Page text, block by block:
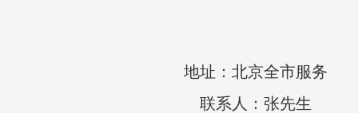
地址：北京全市服务
联系人：张先生